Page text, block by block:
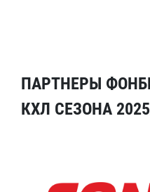
ПАРТНЕРЫ
КХЛ СЕЗОНА